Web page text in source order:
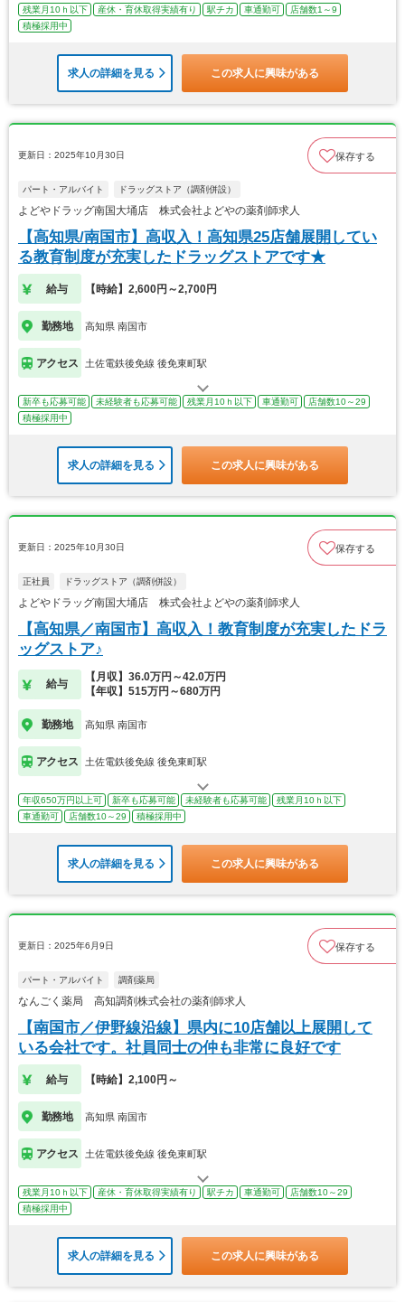
残業月10ｈ以下
産休・育休取得実績有り 駅チカ 車通勤可
店舗数1～9
積極採用中
求人の詳細を見る この求人に興味がある
更新日：2025年10月30日 保存する
パート・アルバイト ドラッグストア（調剤併設）
よどやドラッグ南国大埇店 株式会社よどやの薬剤師求人
【高知県/南国市】高収入！高知県25店舗展開してい
る教育制度が充実したドラッグストアです★
給与 【時給】2,600円～2,700円
勤務地 高知県 南国市
アクセス 土佐電鉄後免線 後免東町駅
新卒も応募可能 未経験者も応募可能 残業月10ｈ以下 車通勤可
店舗数10～29
積極採用中
求人の詳細を見る この求人に興味がある
更新日：2025年10月30日 保存する
正社員 ドラッグストア（調剤併設）
よどやドラッグ南国大埇店 株式会社よどやの薬剤師求人
【高知県／南国市】高収入！教育制度が充実したドラ
ッグストア♪
給与
【月収】36.0万円～42.0万円
【年収】515万円～680万円
勤務地 高知県 南国市
アクセス 土佐電鉄後免線 後免東町駅
年収650万円以上可 新卒も応募可能 未経験者も応募可能
残業月10ｈ以下
車通勤可
店舗数10～29 積極採用中
求人の詳細を見る この求人に興味がある
更新日：2025年6月9日 保存する
パート・アルバイト 調剤薬局
なんごく薬局 高知調剤株式会社の薬剤師求人
【南国市／伊野線沿線】県内に10店舗以上展開して
いる会社です。社員同士の仲も非常に良好です
給与 【時給】2,100円～
勤務地 高知県 南国市
アクセス 土佐電鉄後免線 後免東町駅
残業月10ｈ以下 産休・育休取得実績有り 駅チカ 車通勤可
店舗数10～29
積極採用中
求人の詳細を見る この求人に興味がある